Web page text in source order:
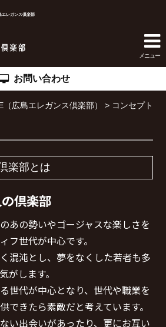
コンセプト
ギャラリー
プライバシーポリシー
サイトマップ
エレガンス倶楽部
メニュー
お問い合わせ
（広島エレガンス倶楽部） > コンセプト
楽部とは
倶楽部
あの勢いやゴージャスな楽しさを
フ世代が中心です。
混沌とし、夢をなくした若者も多
がします。
世代が中心となり、世代や職業を
できたら素敵だと考えています。
い出会いがあったり、更にお互い